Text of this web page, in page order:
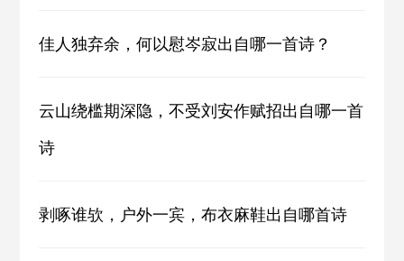
佳人独弃余，何以慰岑寂出自哪一首诗？
云山绕槛期深隐，不受刘安作赋招出自哪一首
诗
剥啄谁欤，户外一宾，布衣麻鞋出自哪首诗